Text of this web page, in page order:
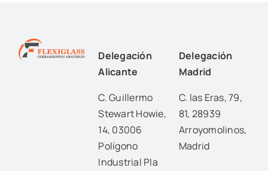
Delegación
Alicante
C. Guillermo
Stewart Howie,
14, 03006
Polígono
Industrial Pla
Delegación
Madrid
C. las Eras, 79,
81, 28939
Arroyomolinos,
Madrid